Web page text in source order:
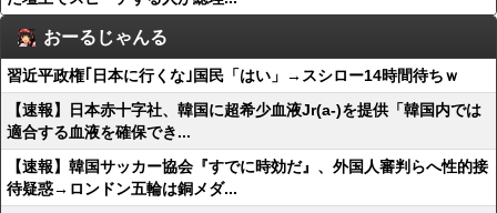
おーるじゃんる
習近平政権｢日本に行くな｣国民「はい」→スシロー14時間待ちｗ
【速報】日本赤十字社、韓国に超希少血液Jr(a-)を提供「韓国内では
適合する血液を確保でき...
【速報】韓国サッカー協会『すでに時効だ』、外国人審判らへ性的接
待疑惑→ロンドン五輪は銅メダ...